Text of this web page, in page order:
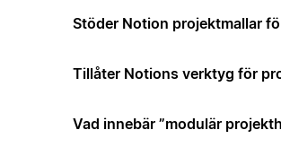
Stöder Notion projektmallar
Tillåter Notions verktyg för
Vad innebär ”modulär